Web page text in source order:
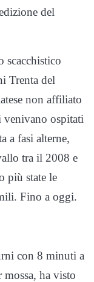
del
scacchistico
Trenta del
non affiliato
venivano ospitati
a fasi alterne,
tra il 2008 e
più state le
Fino a oggi.
con 8 minuti a
ha visto